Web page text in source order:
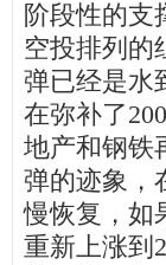
阶段性的支
空投排列的
弹已经是水
在弥补了
地产和钢铁
弹的迹象，
慢恢复，如
重新上涨到